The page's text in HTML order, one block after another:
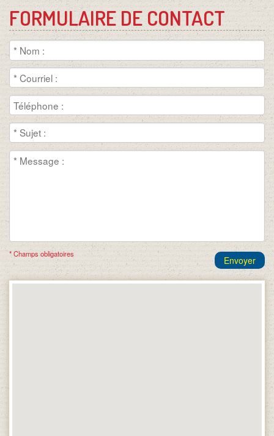
CONCOURS
JEUX ET JOUETS
NOUS JOINDRE
FORMULAIRE DE CONTACT
* Champs obligatoires